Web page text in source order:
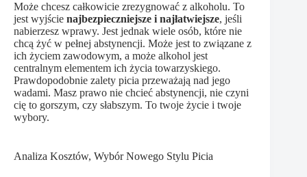
Może chcesz całkowicie zrezygnować z alkoholu. To
jest wyjście najbezpieczniejsze i najłatwiejsze, jeśli
nabierzesz wprawy. Jest jednak wiele osób, które nie
chcą żyć w pełnej abstynencji. Może jest to związane z
ich życiem zawodowym, a może alkohol jest
centralnym elementem ich życia towarzyskiego.
Prawdopodobnie zalety picia przeważają nad jego
wadami. Masz prawo nie chcieć abstynencji, nie czyni
cię to gorszym, czy słabszym. To twoje życie i twoje
wybory.
Analiza Kosztów, Wybór Nowego Stylu Picia